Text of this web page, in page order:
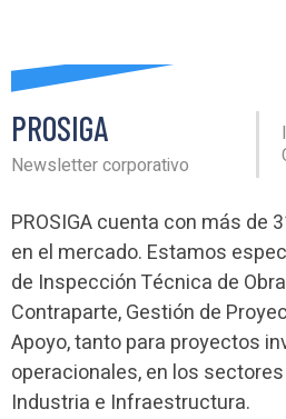
PROSIGA
Newsletter corporativo
PROSIGA cuenta con más de
en el mercado. Estamos
de Inspección Técnica de
Contraparte, Gestión de
Apoyo, tanto para proyectos
operacionales, en los
Industria e Infraestructura.